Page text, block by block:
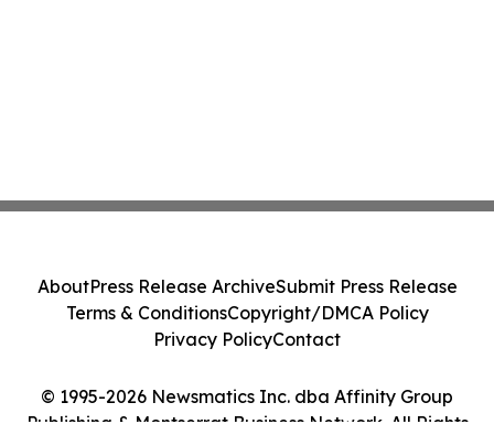
© 1995-2026 Newsmatics Inc. dba Affinity Group
Publishing & Montserrat Business Network. All Rights
AboutPress Release ArchiveSubmit Press Release
Terms & ConditionsCopyright/DMCA Policy
Privacy PolicyContact